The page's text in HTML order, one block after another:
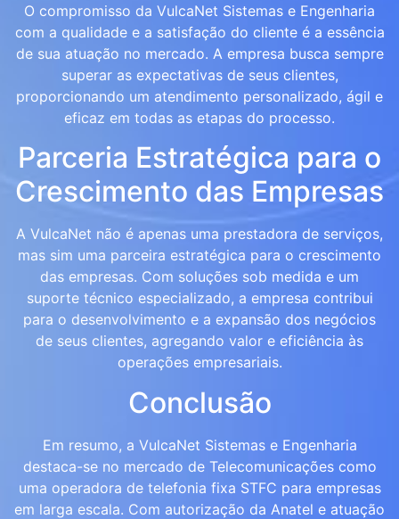
O compromisso da VulcaNet Sistemas e Engenharia
com a qualidade e a satisfação do cliente é a essência
de sua atuação no mercado. A empresa busca sempre
superar as expectativas de seus clientes,
proporcionando um atendimento personalizado, ágil e
eficaz em todas as etapas do processo.
Parceria Estratégica para o
Crescimento das Empresas
A VulcaNet não é apenas uma prestadora de serviços,
mas sim uma parceira estratégica para o crescimento
das empresas. Com soluções sob medida e um
suporte técnico especializado, a empresa contribui
para o desenvolvimento e a expansão dos negócios
de seus clientes, agregando valor e eficiência às
operações empresariais.
Conclusão
Em resumo, a VulcaNet Sistemas e Engenharia
destaca-se no mercado de Telecomunicações como
uma operadora de telefonia fixa STFC para empresas
em larga escala. Com autorização da Anatel e atuação